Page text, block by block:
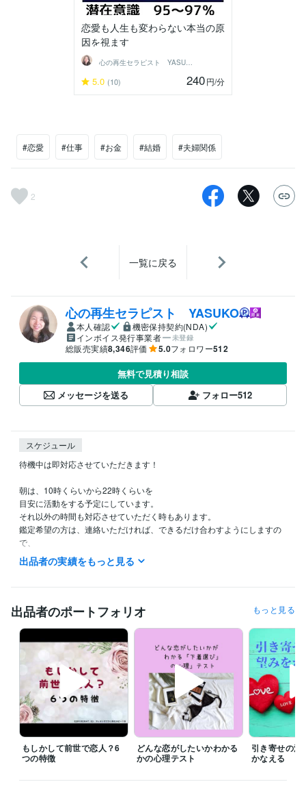
恋愛も人生も変わらない本当の原
因を視ます
心の再生セラピスト YASUKO
5.0 (10) 240円/分
#恋愛 #仕事 #お金 #結婚 #夫婦関係
2
一覧に戻る
心の再生セラピスト YASUKO
本人確認
機密保持契約(NDA)
インボイス発行事業者
未登録
総販売実績8,346評価 5.0フォロワー512
無料で見積り相談
メッセージを送る
フォロー512
スケジュール
待機中は即対応させていただきます！
朝は、10時くらいから22時くらいを
目安に活動をする予定にしています。
それ以外の時間も対応させていただく時もあります。
鑑定希望の方は、連絡いただければ、できるだけ合わすようにしますの
で、
希望の時間がある方は、ダイレクトメッセージで鑑定の希望をお知らせ
ください。
できるだけ対応させていただきたいと思っていますので、
遠慮なく連絡してみてくださいね。
予約を押していただいた場合、
すぐに鑑定をと言われても◯時とか〇時半にしか
設定できないことがあります。
すぐに対応して欲しい時には、
待機をしますので、そちらを購入してください。
「すぐに鑑定して欲しい」、「なるべく早く聞いて欲しい。」
その気持ちは、すごくわかりますので、
待機をしていない時などは遠慮なく
出品者の実績をもっと見る
出品者のポートフォリオ もっと見る
もしかして前世で恋人？6
つの特徴
どんな恋がしたいかわかる
かの心理テスト
引き寄せの
かなえる